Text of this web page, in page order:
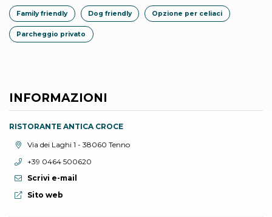
Family friendly Dog friendly Opzione per celiaci
Parcheggio privato
INFORMAZIONI
RISTORANTE ANTICA CROCE
Località:Via dei Laghi 1 - 38060 Tenno
Telefono:
+39 0464 500620
Scrivi e-mail
Sito web:
Sito web